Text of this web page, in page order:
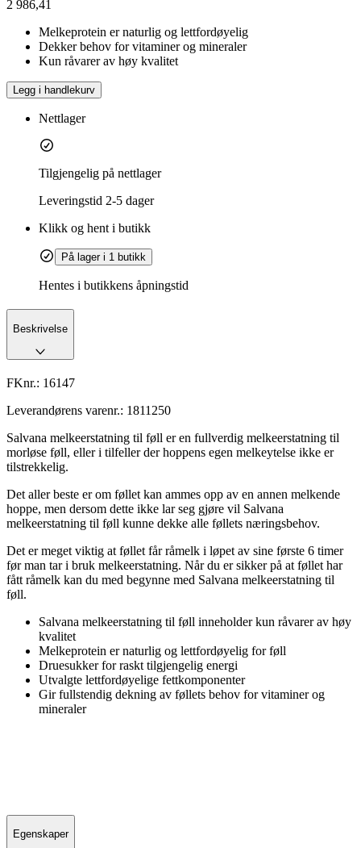
2 986,41
Melkeprotein er naturlig og lettfordøyelig
Dekker behov for vitaminer og mineraler
Kun råvarer av høy kvalitet
Legg i handlekurv
Nettlager
Tilgjengelig på nettlager
Leveringstid 2-5 dager
Klikk og hent i butikk
På lager i 1 butikk
Hentes i butikkens åpningstid
Beskrivelse
FKnr.: 16147
Leverandørens varenr.: 1811250
Salvana melkeerstatning til føll er en fullverdig melkeerstatning til
morløse føll, eller i tilfeller der hoppens egen melkeytelse ikke er
tilstrekkelig.
Det aller beste er om føllet kan ammes opp av en annen melkende
hoppe, men dersom dette ikke lar seg gjøre vil Salvana
melkeerstatning til føll kunne dekke alle føllets næringsbehov.
Det er meget viktig at føllet får råmelk i løpet av sine første 6 timer
før man tar i bruk melkeerstatning. Når du er sikker på at føllet har
fått råmelk kan du med begynne med Salvana melkeerstatning til
føll.
Salvana melkeerstatning til føll inneholder kun råvarer av høy
kvalitet
Melkeprotein er naturlig og lettfordøyelig for føll
Druesukker for raskt tilgjengelig energi
Utvalgte lettfordøyelige fettkomponenter
Gir fullstendig dekning av føllets behov for vitaminer og
mineraler
Egenskaper